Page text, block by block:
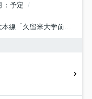
予定
本線 「久留米大学前